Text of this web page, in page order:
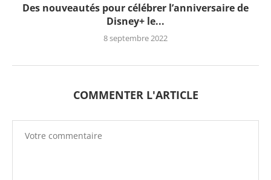
Des nouveautés pour célébrer l’anniversaire de
Disney+ le...
8 septembre 2022
COMMENTER L'ARTICLE